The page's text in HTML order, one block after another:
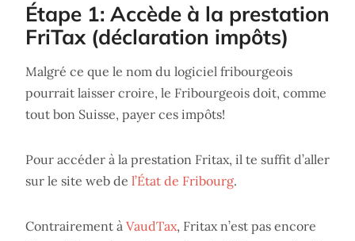
Étape 1: Accède à la prestation
FriTax (déclaration impôts)
Malgré ce que le nom du logiciel fribourgeois
pourrait laisser croire, le Fribourgeois doit, comme
tout bon Suisse, payer ces impôts!
Pour accéder à la prestation Fritax, il te suffit d’aller
sur le site web de l’État de Fribourg.
Contrairement à VaudTax, Fritax n’est pas encore